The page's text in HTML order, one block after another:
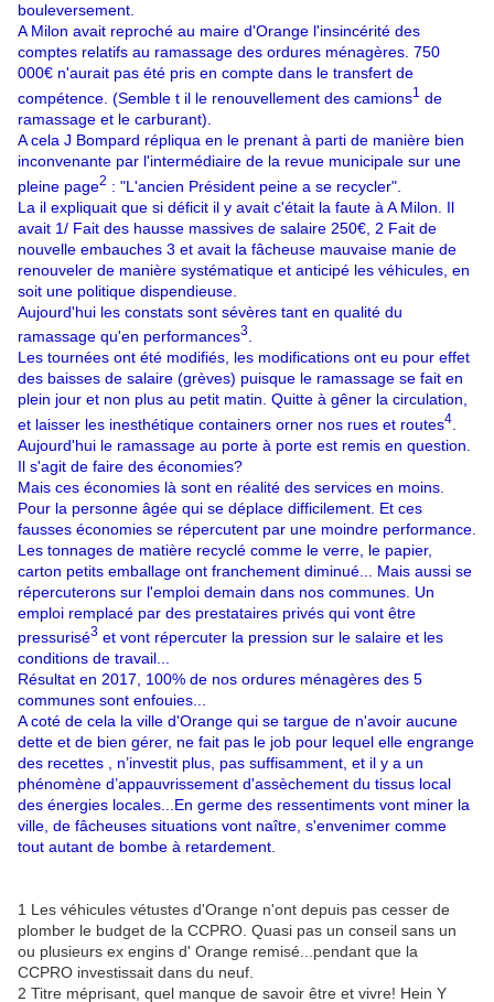
bouleversement.
A Milon avait reproché au maire d'Orange l'insincérité des
comptes relatifs au ramassage des ordures ménagères. 750
000€ n'aurait pas été pris en compte dans le transfert de
compétence. (Semble t il le renouvellement des camions1
de
ramassage et le carburant).
A cela J Bompard répliqua en le prenant à parti de manière bien
inconvenante par l'intermédiaire de la revue municipale sur une
pleine page2 : "L'ancien Président peine a se recycler".
La il expliquait que si déficit il y avait c'était la faute à A Milon. Il
avait 1/ Fait des hausse massives de salaire 250€, 2 Fait de
nouvelle embauches 3 et avait la fâcheuse mauvaise manie de
renouveler de manière systématique et anticipé les véhicules, en
soit une politique dispendieuse.
Aujourd'hui les constats sont sévères tant en qualité du
ramassage qu'en performances3
Les tournées ont été modifiés, les modifications ont eu pour effet
des baisses de salaire (grèves) puisque le ramassage se fait en
plein jour et non plus au petit matin. Quitte à gêner la circulation,
et laisser les inesthétique containers orner nos rues et routes4
Aujourd'hui le ramassage au porte à porte est remis en question.
Il s'agit de faire des économies?
Mais ces économies là sont en réalité des services en moins.
Pour la personne âgée qui se déplace difficilement. Et ces
fausses économies se répercutent par une moindre performance.
Les tonnages de matière recyclé comme le verre, le papier,
carton petits emballage ont franchement diminué... Mais aussi se
répercuterons sur l'emploi demain dans nos communes. Un
emploi remplacé par des prestataires privés qui vont être
pressurisé3 et vont répercuter la pression sur le salaire et les
conditions de travail...
Résultat en 2017, 100% de nos ordures ménagères des 5
communes sont enfouies...
A coté de cela la ville d'Orange qui se targue de n'avoir aucune
dette et de bien gérer, ne fait pas le job pour lequel elle engrange
des recettes , n’investit plus, pas suffisamment, et il y a un
phénomène d’appauvrissement d'assèchement du tissus local
des énergies locales...En germe des ressentiments vont miner la
ville, de fâcheuses situations vont naître, s'envenimer comme
tout autant de bombe à retardement.
1 Les véhicules vétustes d'Orange n'ont depuis pas cesser de
plomber le budget de la CCPRO. Quasi pas un conseil sans un
ou plusieurs ex engins d' Orange remisé...pendant que la
CCPRO investissait dans du neuf.
2 Titre méprisant, quel manque de savoir être et vivre! Hein Y